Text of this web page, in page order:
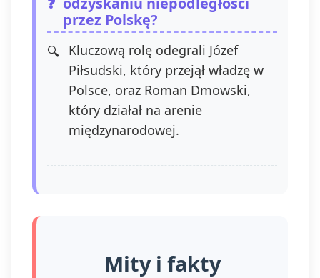
przez Polskę?
Kluczową rolę odegrali Józef
Piłsudski, który przejął władzę w
Polsce, oraz Roman Dmowski,
który działał na arenie
międzynarodowej.
Mity i fakty